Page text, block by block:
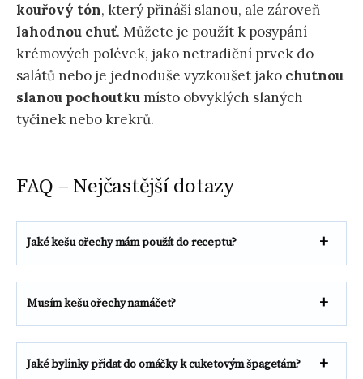
kouřový tón, který přináší slanou, ale zároveň
lahodnou chuť. Můžete je použít k posypání
krémových polévek, jako netradiční prvek do
salátů nebo je jednoduše vyzkoušet jako chutnou
slanou pochoutku místo obvyklých slaných
tyčinek nebo krekrů.
FAQ – Nejčastější dotazy
Jaké kešu ořechy mám použít do receptu?
Musím kešu ořechy namáčet?
Jaké bylinky přidat do omáčky k cuketovým špagetám?